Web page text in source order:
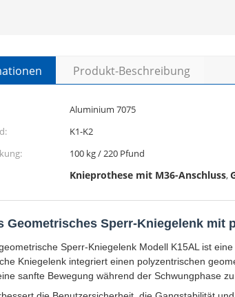
Produkt-Beschreibung
Aluminium 7075
K1-K2
100 kg / 220 Pfund
Knieprothese mit M36-Anschluss,
Geometrisches Sperr-Kniegelenk mit
Sperr-Kniegelenk Modell K15AL ist
Kniegelenk integriert einen polyzentrischen
sanfte Bewegung während der Schwungphase zu